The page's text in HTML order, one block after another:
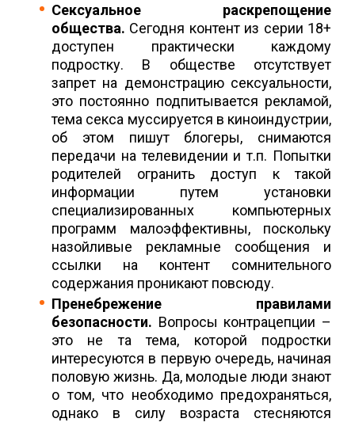
Сексуальное раскрепощение
общества. Сегодня контент из серии 18+
доступен практически каждому
подростку. В обществе отсутствует
запрет на демонстрацию сексуальности,
это постоянно подпитывается рекламой,
тема секса муссируется в киноиндустрии,
об этом пишут блогеры, снимаются
передачи на телевидении и т.п. Попытки
родителей огранить доступ к такой
информации путем установки
специализированных компьютерных
программ малоэффективны, поскольку
назойливые рекламные сообщения и
ссылки на контент сомнительного
содержания проникают повсюду.
Пренебрежение правилами
безопасности. Вопросы контрацепции –
это не та тема, которой подростки
интересуются в первую очередь, начиная
половую жизнь. Да, молодые люди знают
о том, что необходимо предохраняться,
однако в силу возраста стесняются